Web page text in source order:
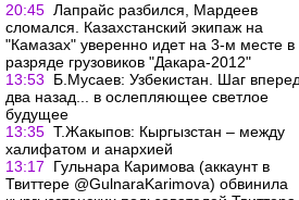
20:45 Лапрайс разбился, Мардеев
сломался. Казахстанский экипаж на
"Камазах" уверенно идет на 3-м месте в
разряде грузовиков "Дакара-2012"
13:53
Б.Мусаев: Узбекистан. Шаг вперед,
два назад... в ослепляющее светлое
будущее
13:35 Т.Жакыпов: Кыргызстан – между
халифатом и анархией
13:17
Гульнара Каримова (аккаунт в
Твиттере @GulnaraKarimova) обвинила